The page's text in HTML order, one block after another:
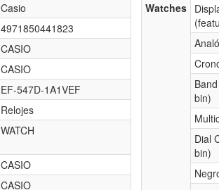
Casio
4971850441823
CASIO
CASIO
EF-547D-1A1VEF
Relojes
WATCH
CASIO
CASIO
Watches
bin)
Dial
bin)